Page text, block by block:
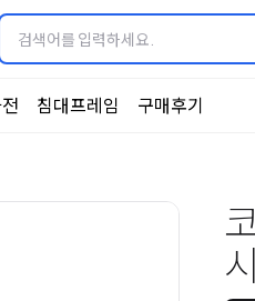
침대프레임 구매후기